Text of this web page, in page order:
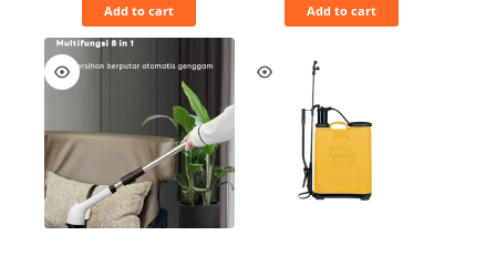
Add to cart Add to cart